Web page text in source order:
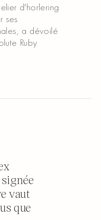
d'horlering
ses
a dévoilé
Ruby
vaut
que